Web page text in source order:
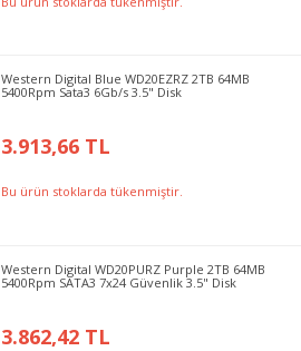
Western Digital Blue WD20EZRZ 2TB 64MB
5400Rpm Sata3 6Gb/s 3.5" Disk
3.913,66 TL
Bu ürün stoklarda tükenmiştir.
Western Digital WD20PURZ Purple 2TB 64MB
5400Rpm SATA3 7x24 Güvenlik 3.5" Disk
3.862,42 TL